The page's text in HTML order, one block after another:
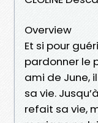
Overview
Et si pour
pardonner le
ami de June,
sa vie.
refait sa vie,